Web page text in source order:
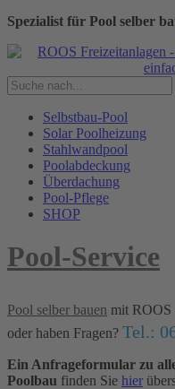
Spezialist für Pool selber
Selbstbau-Pool
Solar Poolheizung
Stahlwandpool
Poolabdeckung
Überdachung
Pool-Pflege
SHOP
Pool-Service
Pool selber bauen mit ROOS
oder haben Fragen? Tel.:
Ein Anfrageformular zu
Poolbau finden Sie hier